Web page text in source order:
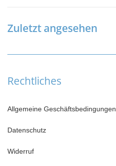
Zuletzt angesehen
Rechtliches
Allgemeine Geschäftsbedingungen
Datenschutz
Widerruf